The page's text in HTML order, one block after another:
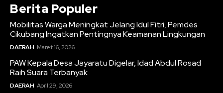
Berita Populer
Mobilitas Warga Meningkat Jelang Idul Fitri, Pemdes
Cikubang Ingatkan Pentingnya Keamanan Lingkungan
DAERAH Maret 16, 2026
PAW Kepala Desa Jayaratu Digelar, Idad Abdul Rosad
Raih Suara Terbanyak
DAERAH April 29, 2026